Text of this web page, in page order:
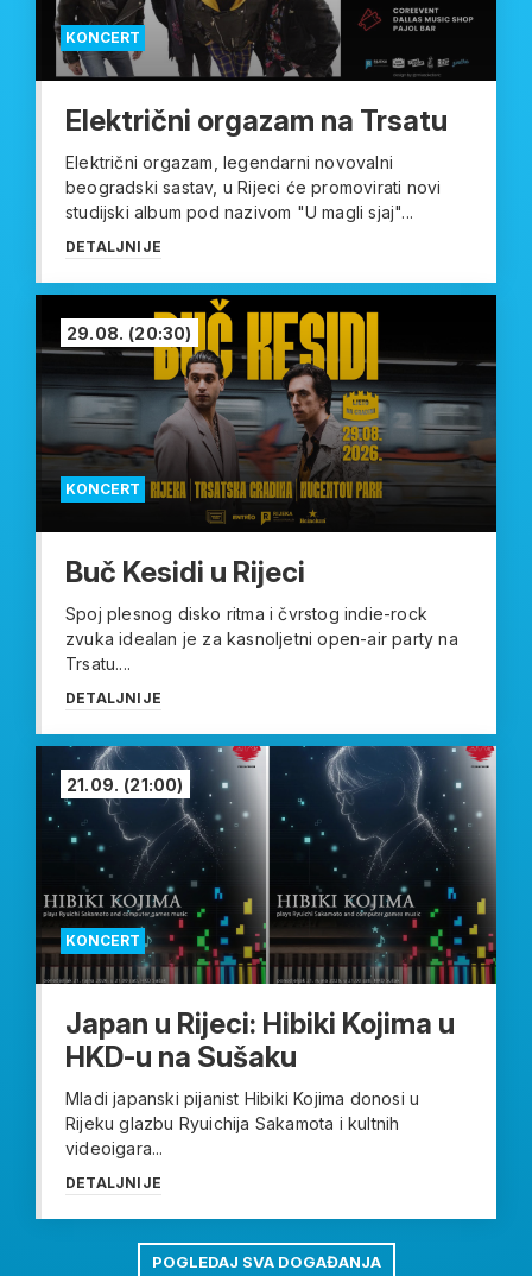
KONCERT
Električni orgazam na Trsatu
Električni orgazam, legendarni novovalni
beogradski sastav, u Rijeci će promovirati novi
studijski album pod nazivom "U magli sjaj"...
DETALJNIJE
KONCERT
29.08. (20:30)
Buč Kesidi u Rijeci
Spoj plesnog disko ritma i čvrstog indie-rock
zvuka idealan je za kasnoljetni open-air party na
Trsatu....
DETALJNIJE
KONCERT
21.09. (21:00)
Japan u Rijeci: Hibiki Kojima u
HKD-u na Sušaku
Mladi japanski pijanist Hibiki Kojima donosi u
Rijeku glazbu Ryuichija Sakamota i kultnih
videoigara...
DETALJNIJE
POGLEDAJ SVA DOGAĐANJA